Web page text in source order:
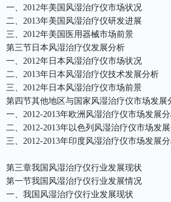
一、2012年美国风湿治疗仪市场状况
二、2013年美国风湿治疗仪研发进展
三、2012年美国医用器械市场前景
第三节日本风湿治疗仪发展分析
一、2012年日本风湿治疗仪市场状况
二、2013年日本风湿治疗仪技术发展分析
三、2012年日本风湿治疗仪市场前景
第四节其他地区与国家风湿治疗仪市场发展
一、2012-2013年欧洲风湿治疗仪市场发展
二、2012-2013年以色列风湿治疗仪市场发
三、2012-2013年印度风湿治疗仪市场发展
第三章我国风湿治疗仪行业发展现状
第一节我国风湿治疗仪行业发展情况
一、我国风湿治疗仪行业发展现状